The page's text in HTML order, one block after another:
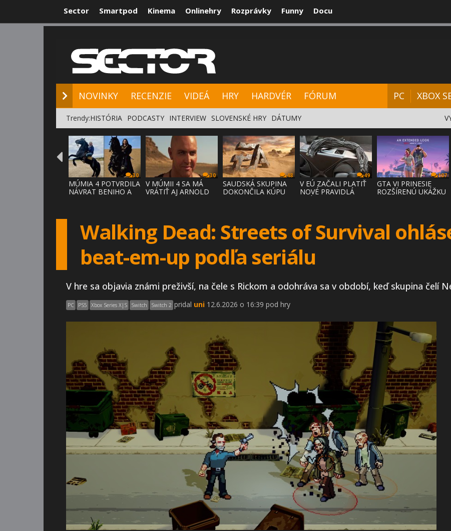
Sector Smartpod Kinema Onlinehry Rozprávky Funny Docu
NOVINKY RECENZIE VIDEÁ HRY HARDVÉR FÓRUM PC XBOX
Trendy:HISTÓRIA PODCASTY INTERVIEW SLOVENSKÉ HRY DÁTUMY
30
MÚMIA 4 POTVRDILA
NÁVRAT BENIHO A
30
V MÚMII 4 SA MÁ
VRÁTIŤ AJ ARNOLD
48
SAUDSKÁ SKUPINA
DOKONČILA KÚPU
49
V EÚ ZAČALI PLATIŤ
NOVÉ PRAVIDLÁ
107
GTA VI PRINESIE
ROZŠÍRENÚ UKÁŽKU
Walking Dead: Streets of Survival
beat-em-up podľa seriálu
V hre sa objavia známi preživší, na čele s Rickom a odohráva sa v období, keď skupina čelí
PC PS5 Xbox Series X|S Switch Switch 2 pridal uni 12.6.2026 o 16:39 pod hry